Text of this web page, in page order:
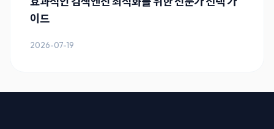
이드
2026-07-19